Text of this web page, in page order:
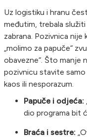
Uz logistiku i hranu
međutim, trebala
zabrana. Pozivnica
„molimo za papuče“
obavezne“. Što manje
pozivnicu stavite
kaos ili nesporazum.
Papuče i odjeća:
dio programa bit
Braća i sestre: